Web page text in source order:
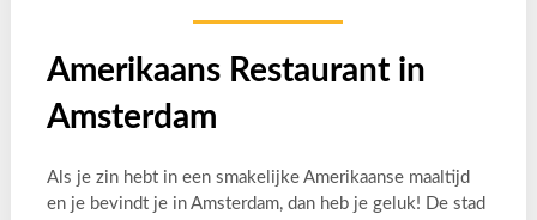
Amerikaans Restaurant in
Amsterdam
Als je zin hebt in een smakelijke Amerikaanse maaltijd
en je bevindt je in Amsterdam, dan heb je geluk! De stad